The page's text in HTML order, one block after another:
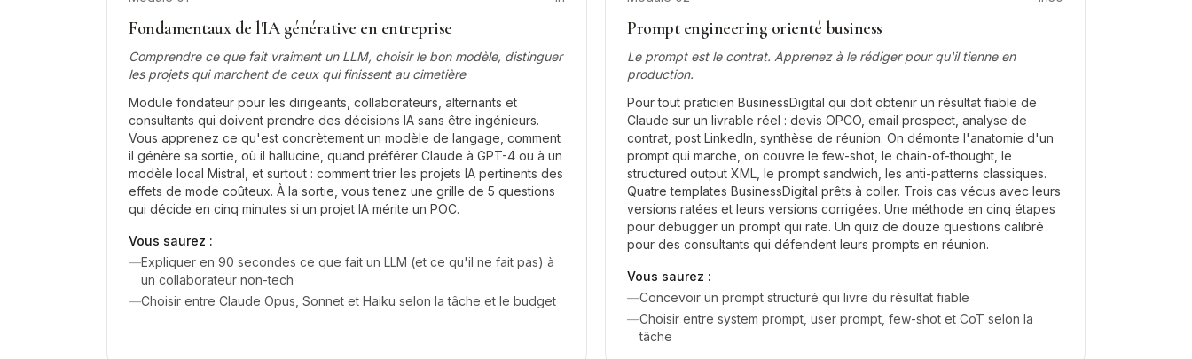
Fondamentaux de l'IA générative en entreprise
Comprendre ce que fait vraiment un LLM, choisir le bon modèle, distinguer
les projets qui marchent de ceux qui finissent au cimetière
Module fondateur pour les dirigeants, collaborateurs, alternants et
consultants qui doivent prendre des décisions IA sans être ingénieurs.
Vous apprenez ce qu'est concrètement un modèle de langage, comment
il génère sa sortie, où il hallucine, quand préférer Claude à GPT-4 ou à un
modèle local Mistral, et surtout : comment trier les projets IA pertinents des
effets de mode coûteux. À la sortie, vous tenez une grille de 5 questions
qui décide en cinq minutes si un projet IA mérite un POC.
Vous saurez :
—Expliquer en 90 secondes ce que fait un LLM (et ce qu'il ne fait pas) à
un collaborateur non-tech
—Choisir entre Claude Opus, Sonnet et Haiku selon la tâche et le budget
Prompt engineering orienté business
Le prompt est le contrat. Apprenez à le rédiger pour qu'il tienne en
production.
Pour tout praticien BusinessDigital qui doit obtenir un résultat fiable de
Claude sur un livrable réel : devis OPCO, email prospect, analyse de
contrat, post LinkedIn, synthèse de réunion. On démonte l'anatomie d'un
prompt qui marche, on couvre le few-shot, le chain-of-thought, le
structured output XML, le prompt sandwich, les anti-patterns classiques.
Quatre templates BusinessDigital prêts à coller. Trois cas vécus avec leurs
versions ratées et leurs versions corrigées. Une méthode en cinq étapes
pour debugger un prompt qui rate. Un quiz de douze questions calibré
pour des consultants qui défendent leurs prompts en réunion.
Vous saurez :
—Concevoir un prompt structuré qui livre du résultat fiable
—Choisir entre system prompt, user prompt, few-shot et CoT selon la
tâche